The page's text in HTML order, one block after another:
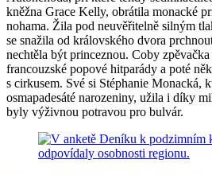
kněžna Grace Kelly, obrátila monacké
nohama. Žila pod neuvěřitelně silným
se snažila od královského dvora
nechtěla být princeznou. Coby
francouzské popové hitparády a poté
s cirkusem. Své si Stéphanie Monacká,
osmapadesáté narozeniny, užila i díky
byly výživnou potravou pro bulvár.